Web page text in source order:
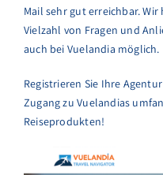
Mail sehr gut erreichbar.
Vielzahl von Fragen und
auch bei Vuelandia möglich.
Registrieren Sie Ihre
Zugang zu Vuelandias
Reiseprodukten!